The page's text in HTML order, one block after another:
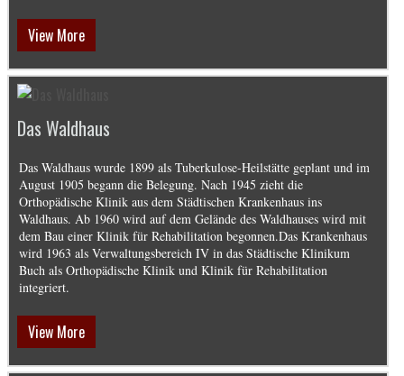
View More
Das Waldhaus
Das Waldhaus wurde 1899 als Tuberkulose-Heilstätte geplant und im
August 1905 begann die Belegung. Nach 1945 zieht die
Orthopädische Klinik aus dem Städtischen Krankenhaus ins
Waldhaus. Ab 1960 wird auf dem Gelände des Waldhauses wird mit
dem Bau einer Klinik für Rehabilitation begonnen.Das Krankenhaus
wird 1963 als Verwaltungsbereich IV in das Städtische Klinikum
Buch als Orthopädische Klinik und Klinik für Rehabilitation
integriert.
View More